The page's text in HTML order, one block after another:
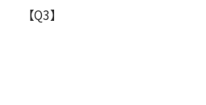
【Q3】